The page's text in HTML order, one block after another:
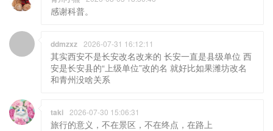
感谢科普。
ddmzxz 2026-07-31 16:12:11
其实西安不是长安改名改来的 长安一直是县级单位 西
安是长安县的“上级单位”改的名 就好比如果潍坊改名
和青州没啥关系
taki 2026-07-30 15:06:31
旅行的意义，不在景区，不在终点，在路上